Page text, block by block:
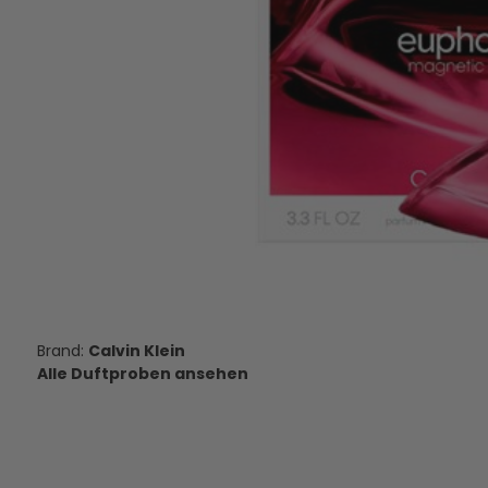
Toilette - Duftprobe - 5 ml
- Duftprobe
5,95 €
AUF LAGER
Calvin Klein
Alle Duftproben ansehen